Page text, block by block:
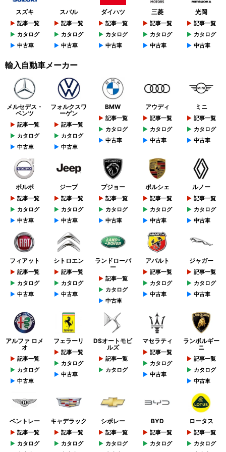
スズキ
記事一覧
カタログ
中古車
スバル
記事一覧
カタログ
中古車
ダイハツ
記事一覧
カタログ
中古車
三菱
記事一覧
カタログ
中古車
光岡
記事一覧
カタログ
中古車
輸入自動車メーカー
メルセデス・
ベンツ
記事一覧
カタログ
中古車
フォルクスワ
ーゲン
記事一覧
カタログ
中古車
BMW
記事一覧
カタログ
中古車
アウディ
記事一覧
カタログ
中古車
ミニ
記事一覧
カタログ
中古車
ボルボ
記事一覧
カタログ
中古車
ジープ
記事一覧
カタログ
中古車
プジョー
記事一覧
カタログ
中古車
ポルシェ
記事一覧
カタログ
中古車
ルノー
記事一覧
カタログ
中古車
フィアット
記事一覧
カタログ
中古車
シトロエン
記事一覧
カタログ
中古車
ランドローバ
ー
記事一覧
カタログ
中古車
アバルト
記事一覧
カタログ
中古車
ジャガー
記事一覧
カタログ
中古車
アルファ ロメ
オ
記事一覧
カタログ
中古車
フェラーリ
記事一覧
カタログ
中古車
DSオートモビ
ルズ
記事一覧
カタログ
マセラティ
記事一覧
カタログ
中古車
ランボルギー
ニ
記事一覧
カタログ
中古車
ベントレー
記事一覧
カタログ
キャデラック
記事一覧
カタログ
シボレー
記事一覧
カタログ
BYD
記事一覧
カタログ
ロータス
記事一覧
カタログ